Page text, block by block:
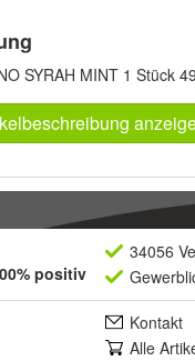
SYRAH MINT 1 Stück
positiv
34056
Kontakt
Alle